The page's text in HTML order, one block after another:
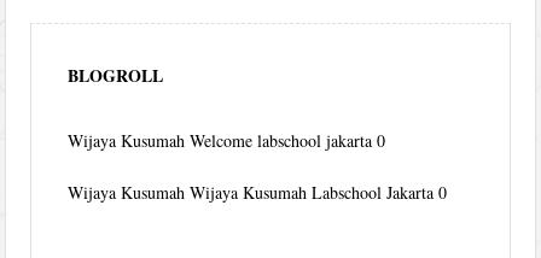
BLOGROLL
Wijaya Kusumah Welcome labschool jakarta 0
Wijaya Kusumah Wijaya Kusumah Labschool Jakarta 0